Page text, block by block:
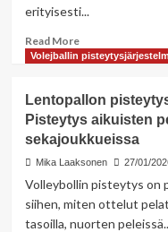
erityisesti...
Read MoreRead
more
pisteytys:
Historialliset
Pisteytyksen
Muutokset
Volejballin
Lentopallon
Pisteytys aikuisten
sekajoukkueissa
Mika Laaksonen 27/01/
Volleybollin pisteytys on
siihen, miten ottelut
tasoilla, nuorten